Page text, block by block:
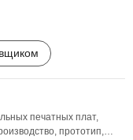
печатных плат,
прототип,